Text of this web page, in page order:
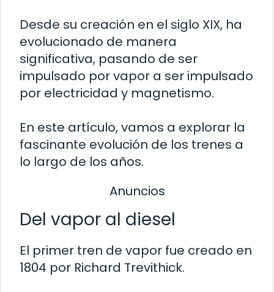
Desde su creación en el siglo XIX, ha
evolucionado de manera
significativa, pasando de ser
impulsado por vapor a ser impulsado
por electricidad y magnetismo.
En este artículo, vamos a explorar la
fascinante evolución de los trenes a
lo largo de los años.
Anuncios
Del vapor al diesel
El primer tren de vapor fue creado en
1804 por Richard Trevithick.